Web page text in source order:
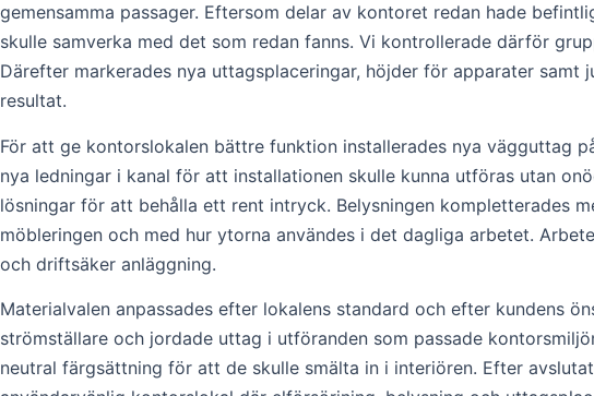
gemensamma passager. Eftersom delar av kontoret redan hade
skulle samverka med det som redan fanns. Vi kontrollerade därför
Därefter markerades nya uttagsplaceringar, höjder för apparater
resultat.
För att ge kontorslokalen bättre funktion installerades nya vägguttag
nya ledningar i kanal för att installationen skulle kunna utföras utan
lösningar för att behålla ett rent intryck. Belysningen kompletterades
möbleringen och med hur ytorna användes i det dagliga arbetet.
och driftsäker anläggning.
Materialvalen anpassades efter lokalens standard och efter kundens
strömställare och jordade uttag i utföranden som passade
neutral färgsättning för att de skulle smälta in i interiören. Efter